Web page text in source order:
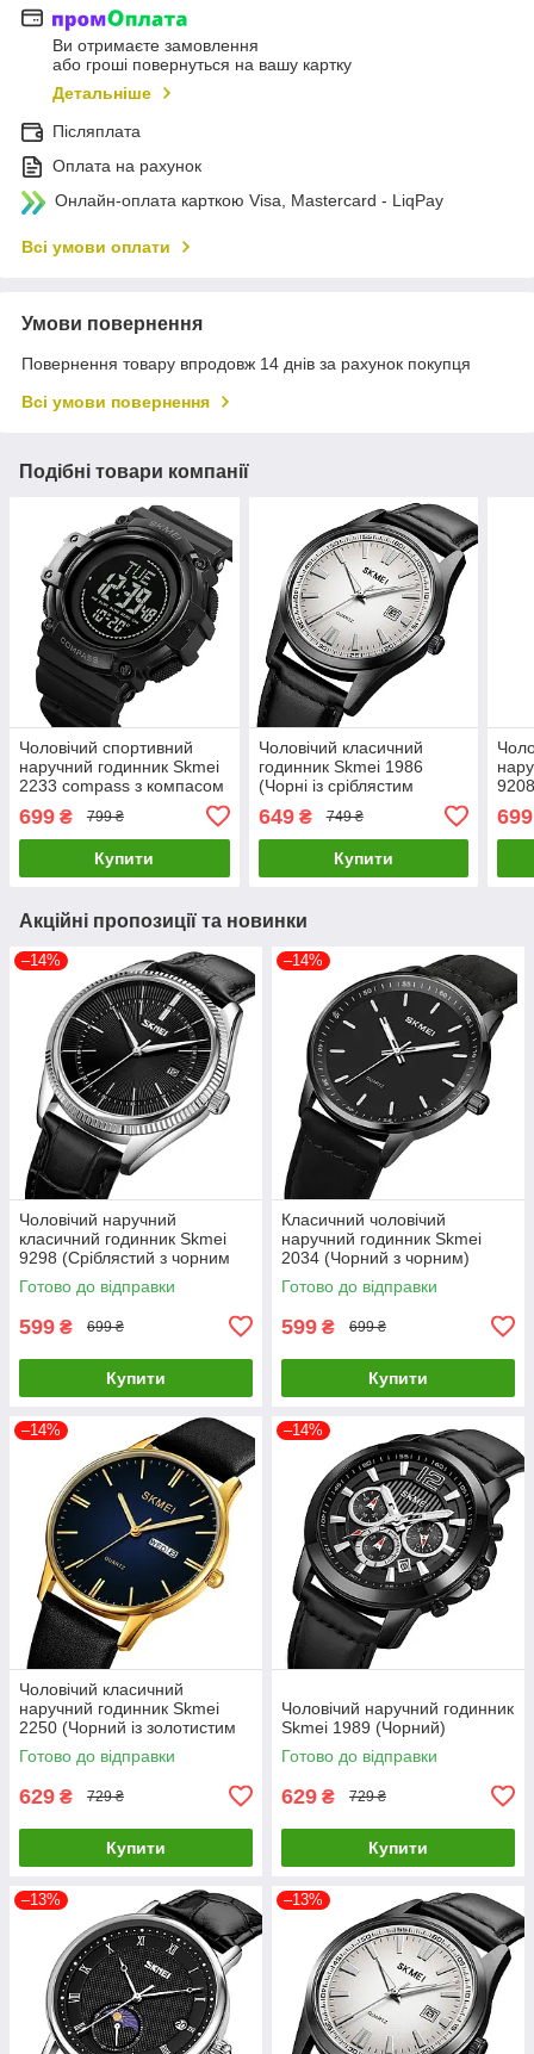
Ви отримаєте замовлення
або гроші повернуться на вашу картку
Детальніше
Післяплата
Оплата на рахунок
Онлайн-оплата карткою Visa, Mastercard - LiqPay
Всі умови оплати
Умови повернення
Повернення товару впродовж 14 днів за рахунок покупця
Всі умови повернення
Подібні товари компанії
Чоловічий спортивний
наручний годинник Skmei
2233 compass з компасом
699 ₴ 799 ₴
Купити
Чоловічий класичний
годинник Skmei 1986
(Чорні із сріблястим
649₴ 749 ₴
Купити
699
Акційні пропозиції та новинки
–14%
Чоловічий наручний
класичний годинник Skmei
9298 (Сріблястий з чорним
циферблатом)
Готово до відправки
599 ₴ 699 ₴
Купити
–14%
Класичний чоловічий
наручний годинник Skmei
2034 (Чорний з чорним)
Готово до відправки
599 ₴ 699 ₴
Купити
–14%
Чоловічий класичний
наручний годинник Skmei
2250 (Чорний із золотистим
корпусом)
Готово до відправки
629 ₴ 729 ₴
Купити
–14%
Чоловічий наручний годинник
Skmei 1989 (Чорний)
Готово до відправки
629 ₴ 729 ₴
Купити
–13% –13%